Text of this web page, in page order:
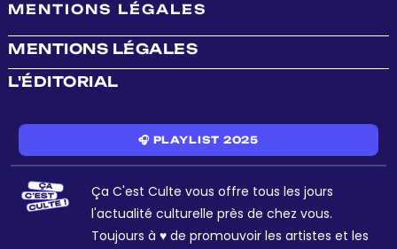
MENTIONS LÉGALES
MENTIONS LÉGALES
L'ÉDITORIAL
🎧 PLAYLIST 2025
Ça C'est Culte vous offre tous les jours
l'actualité culturelle près de chez vous.
Toujours à ♥ de promouvoir les artistes et les